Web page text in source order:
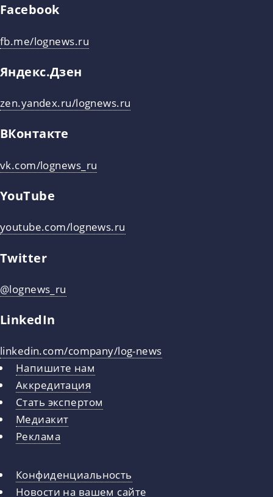
Facebook
fb.me/lognews.ru
Яндекс.Дзен
zen.yandex.ru/lognews.ru
ВКонтакте
vk.com/lognews_ru
YouTube
youtube.com/lognews.ru
Twitter
@lognews_ru
LinkedIn
linkedin.com/company/log-news
Напишите нам
Аккредитация
Стать экспертом
Медиакит
Реклама
Конфиденциальность
Новости на вашем сайте